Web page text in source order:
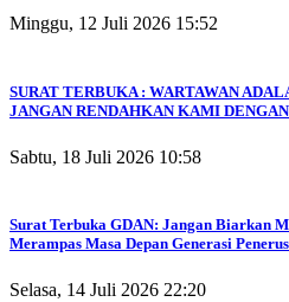
Minggu, 12 Juli 2026 15:52
SURAT TERBUKA : WARTAWAN
JANGAN RENDAHKAN KAMI
Sabtu, 18 Juli 2026 10:58
Surat Terbuka GDAN: Jangan Biarkan
Merampas Masa Depan Generasi
Selasa, 14 Juli 2026 22:20